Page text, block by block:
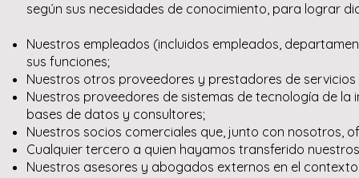
según sus necesidades de conocimiento, para lograr
Nuestros empleados (incluidos empleados,
sus funciones;
Nuestros otros proveedores y prestadores de
Nuestros proveedores de sistemas de tecnología de
bases de datos y consultores;
Nuestros socios comerciales que, junto con nosotros,
Cualquier tercero a quien hayamos transferido
Nuestros asesores y abogados externos en el